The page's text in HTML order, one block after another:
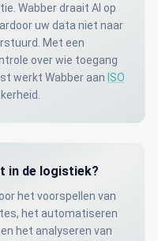
Wabber draait AI op
uw data niet naar
Met een
over wie toegang
werkt Wabber aan ISO
in de logistiek?
het voorspellen van
het automatiseren
het analyseren van